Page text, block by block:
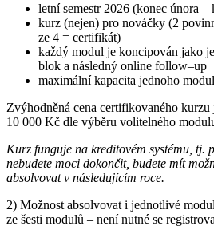
letní semestr 2026 (konec února –
kurz (nejen) pro nováčky (2
ze 4 = certifikát)
každý modul je koncipován jako
blok a následný online follow–up
maximální kapacita jednoho
Zvýhodněná cena certifikovaného
10 000 Kč dle výběru volitelného
Kurz funguje na kreditovém systému, tj.
nebudete moci dokončit, budete mít
absolvovat v následujícím roce.
2) Možnost absolvovat i jednotlivé
ze šesti modulů – není nutné se